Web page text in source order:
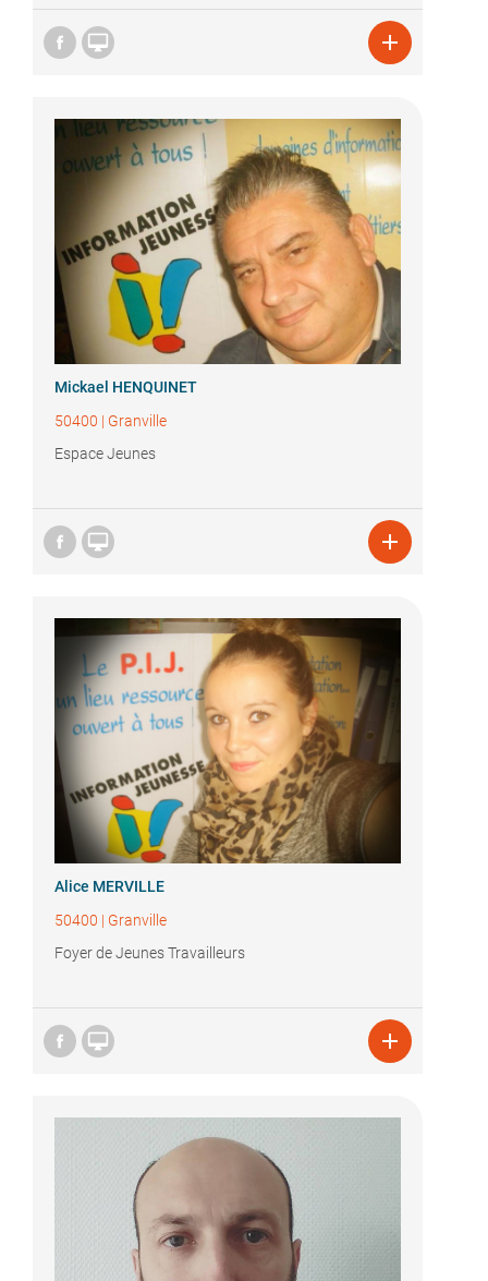
 
Mickael HENQUINET
50400 | Granville
Espace Jeunes
 
Alice MERVILLE
50400 | Granville
Foyer de Jeunes Travailleurs
 